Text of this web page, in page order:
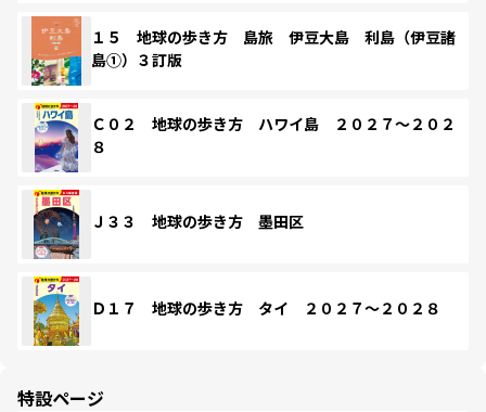
１５ 地球の歩き方 島旅 伊豆大島 利島（伊豆諸
島①）３訂版
Ｃ０２ 地球の歩き方 ハワイ島 ２０２７～２０２
８
Ｊ３３ 地球の歩き方 墨田区
Ｄ１７ 地球の歩き方 タイ ２０２７～２０２８
特設ページ